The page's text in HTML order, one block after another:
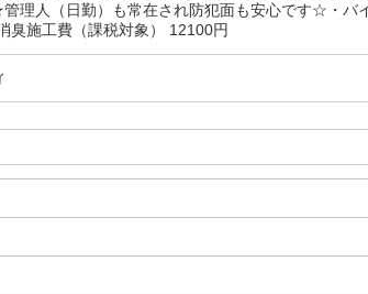
理人（日勤）も常在され防犯面も安心です☆・バ
臭施工費（課税対象） 12100円